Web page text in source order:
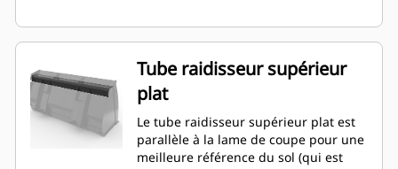
Tube raidisseur supérieur
plat
Le tube raidisseur supérieur plat est
parallèle à la lame de coupe pour une
meilleure référence du sol (qui est